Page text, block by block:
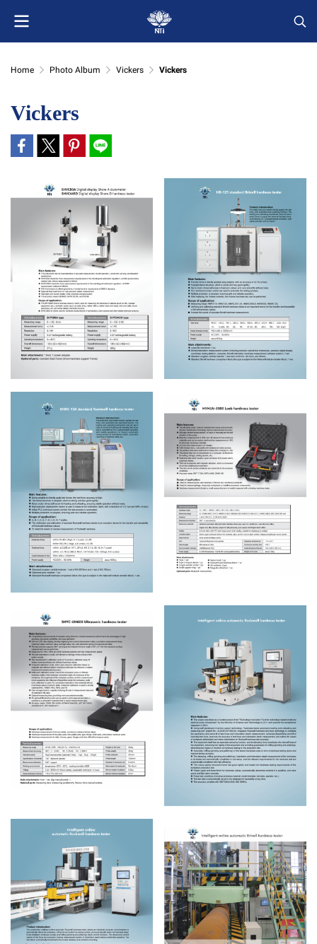
Home Photo Album Vickers Vickers
Vickers